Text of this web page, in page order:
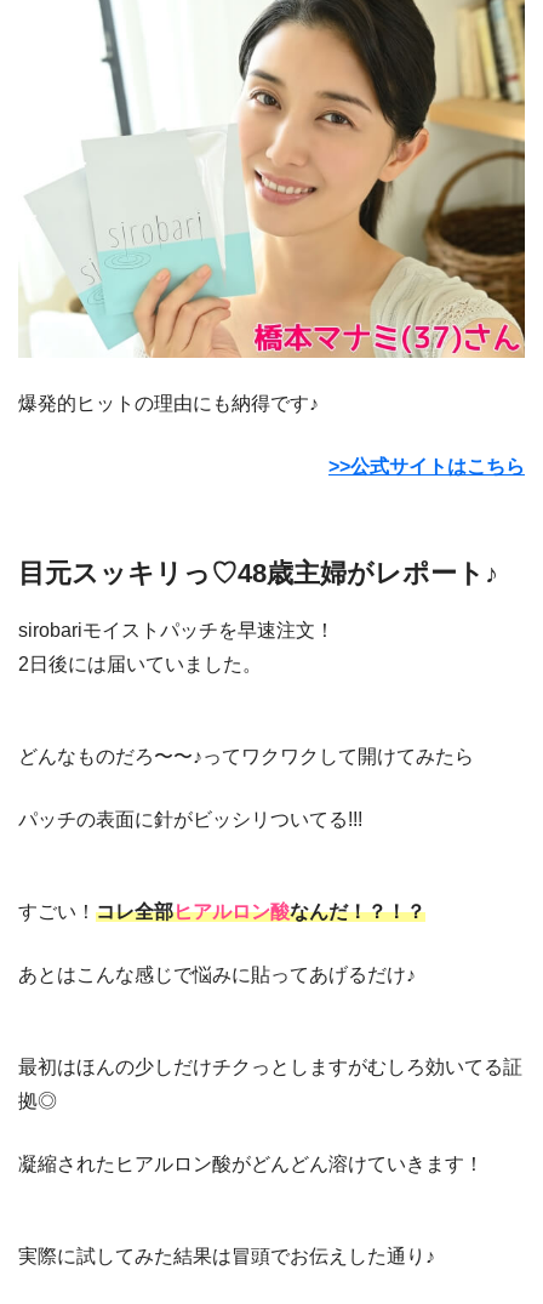
爆発的ヒットの理由にも納得です♪
>>公式サイトはこちら
目元スッキリっ♡48歳主婦がレポート♪
sirobariモイストパッチを早速注文！
2日後には届いていました。
どんなものだろ〜〜♪ってワクワクして開けてみたら
パッチの表面に針がビッシリついてる!!!
すごい！ コレ全部ヒアルロン酸なんだ！？！？
あとはこんな感じで悩みに貼ってあげるだけ♪
最初はほんの少しだけチクっとしますがむしろ効いてる証
拠◎
凝縮されたヒアルロン酸がどんどん溶けていきます！
実際に試してみた結果は冒頭でお伝えした通り♪